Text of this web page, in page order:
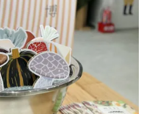
的開始。」這是食物設計師詹
刻體會。出身成人教育背景的
區大學從事社區教育或行銷企
因緣際會踏入了公平貿易社會
那是一家不像典型咖啡館的
，卻在人生中第一次被遞上一
平貿易」理念的邂逅。「當老
持小農、改善勞動條件的公平